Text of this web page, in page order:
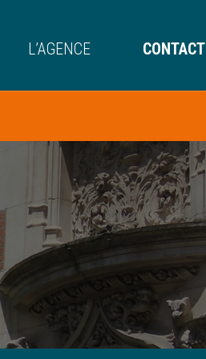
L’AGENCE CONTACT